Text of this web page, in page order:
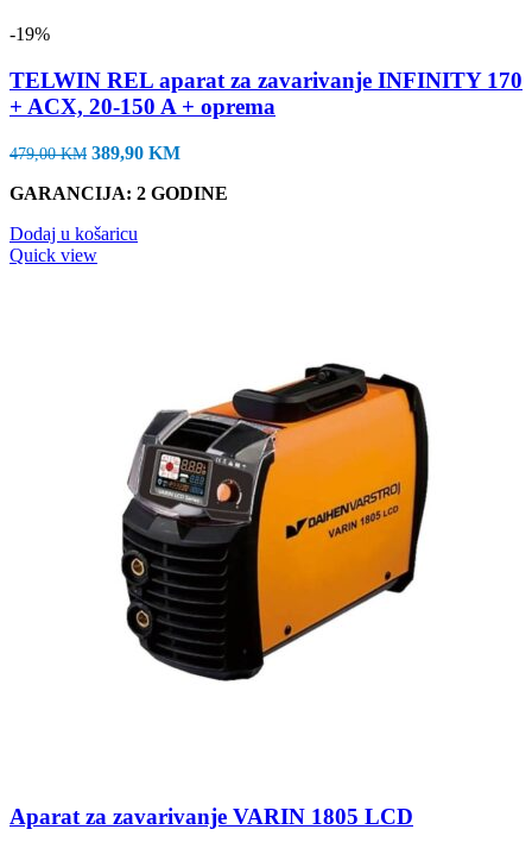
-19%
TELWIN REL aparat za zavarivanje INFINITY 170
+ ACX, 20-150 A + oprema
479,00KM Izvorna
bila
479,00 KM.
389,90 KMTrenutna
je:
GARANCIJA: 2 GODINE
Dodaj u košaricu
Quick view
Aparat za zavarivanje VARIN 1805 LCD